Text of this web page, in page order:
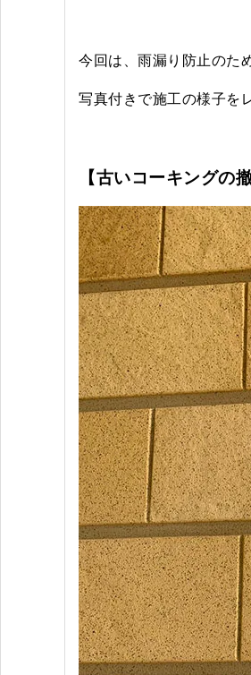
今回は、雨漏り防止のた
写真付きで施工の様子を
【古いコーキングの撤